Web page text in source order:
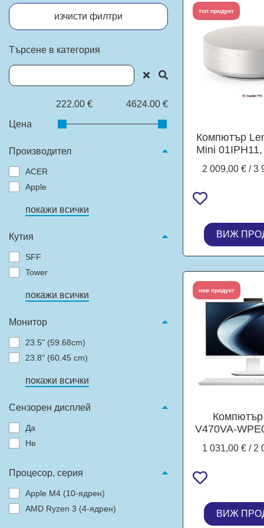
изчисти филтри
Търсене в категория
Цена
222.00 € 4624.00 €
Производител
ACER
Apple
покажи всички
Кутия
SFF
Tower
покажи всички
Монитор
23.5" (59.68cm)
23.8" (60.45 cm)
покажи всички
Сензорен дисплей
Да
Не
Процесор, серия
Apple M4 (10-ядрен)
AMD Ryzen 3 (4-ядрен)
топ продукт
Компютър
Mini
4.8 GHz,
Intel Arc
32GB
SSD M.2
Windows
2 009,00 € / 3
ВИЖ
нов продукт
V470VA-
см) FHD
Display,
210H 8C (1.6
12MB
DDR5,
NVMe,
1 031,00 € / 2
ВИЖ